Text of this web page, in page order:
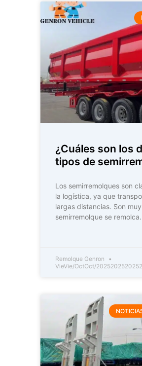
¿Cuáles son los
tipos de
Los semirremolques son
la logística, ya que
largas distancias. Son
semirremolque se remolca.
Remolque Genron
VieVie/OctOct/